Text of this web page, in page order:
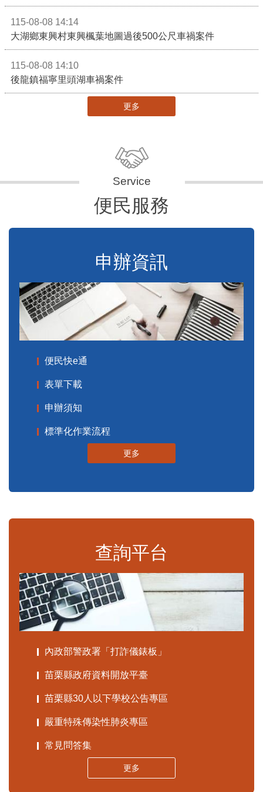
115-08-08 14:14
大湖鄉東興村東興楓葉地圖過後500公尺車禍案件
115-08-08 14:10
後龍鎮福寧里頭湖車禍案件
更多
便民服務
申辦資訊
便民快e通
表單下載
申辦須知
標準化作業流程
更多
查詢平台
內政部警政署「打詐儀錶板」
苗栗縣政府資料開放平臺
苗栗縣30人以下學校公告專區
嚴重特殊傳染性肺炎專區
常見問答集
更多